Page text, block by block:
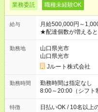
業務委託 職種未経験OK
給与
月給500,000円～
★配達個数が増える
ど！ ・主要都市エリア 月収55万円／週5日稼働 月収65万~112
万円／週6日稼働 ・地方郊外エリア 月収40万円／週5日稼働 月
収40万円~50万円／週6日稼働 ＜モデルイメ
円 (27歳男性/江東区
(日休み) ■月収80万円(43歳男性/墨田区在住)※元営業 1日200個
勤務地
山口県光市
山口県光市
Jルート株式会社
勤務時間
勤務時間は指定なし
8:00～20:00（シフ
は週4も有り） ※配
案件により多少の前
特徴 日払いOK / 10名以上